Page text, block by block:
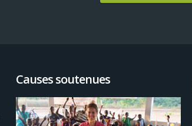
Causes soutenues